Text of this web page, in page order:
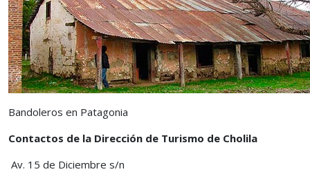
Bandoleros en Patagonia
Contactos de la Dirección de Turismo de Cholila
Av. 15 de Diciembre s/n